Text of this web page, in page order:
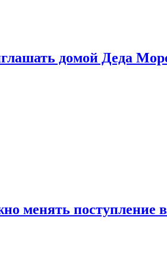
домой Деда
менять поступление